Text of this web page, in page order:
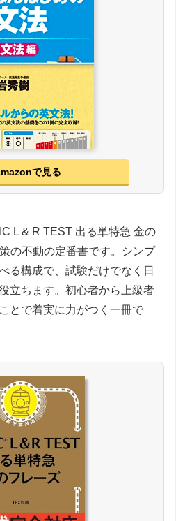
で見る
L & R TEST 出る単特急 金の
の不動の定番書です。シンプ
る構成で、試験だけでなく日
立ちます。初心者から上級者
とで着実に力がつく一冊で